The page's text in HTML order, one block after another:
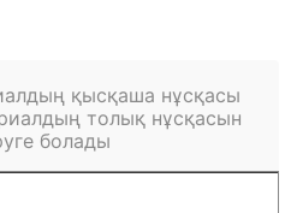
қысқаша нұсқасы
толық нұсқасын
болады